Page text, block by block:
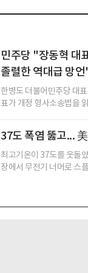
민주당 "장동혁 대
졸렬한 역대급 망
한병도 더불어민주당 대
표가 개정 형사소송법을
37도 폭염 뚫고...
최고기온이 37도를 웃돌
장에서 무전기 너머로 스